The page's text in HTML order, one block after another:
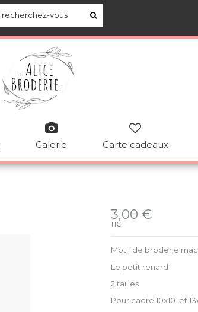
Galerie Carte cadeaux
3,00 €
TTC
Motif de broderie
Le petit renard
2 tailles
Pour cadre 10x10 et